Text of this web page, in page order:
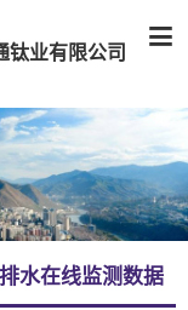
钛业有限公司

水在线监测数据